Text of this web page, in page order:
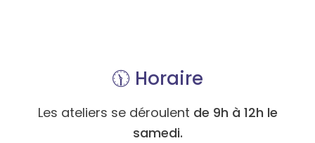
🕦 Horaire
Les ateliers se déroulent de 9h à 12h le
samedi.